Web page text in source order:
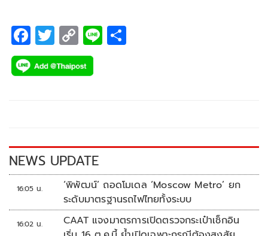
F
ac
e
k
T
wi
tt
C
o
p
k
Li
NEWS UPDATE
16:05 น.
‘พิพัฒน์’ ถอดโมเดล ‘Moscow Metro’ ยก
ระดับมาตรฐานรถไฟไทยทั้งระบบ
16:02 น.
CAAT แจงมาตรการเปิดตรวจกระเป๋าเช็กอิน